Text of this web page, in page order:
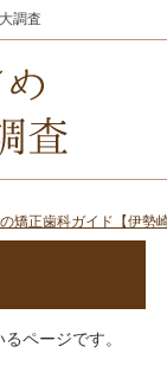
調査
矯正歯科ガイド【伊勢
ページです。